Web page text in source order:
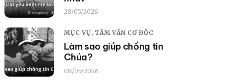
28/05/2026
MỤC VỤ, TÂM VẤN CƠ ĐỐC
Làm sao giúp chồng tin
Chúa?
08/05/2026